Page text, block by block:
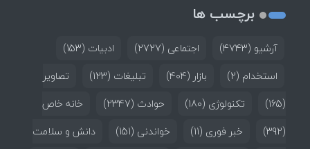
برچسب ها
آرشیو (4743) اجتماعی (2727) ادبیات (153)
استخدام (2) بازار (404) تبلیغات (123)
تصاویر
(165)
تکنولوژی (180) حوادث (2347)
خانه خاص
(392)
خبر فوری (11) خواندنی (151)
دانش و سلامت